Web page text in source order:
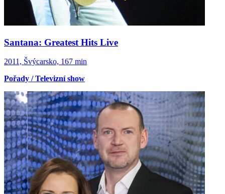
Santana: Greatest Hits Live
2011, Švýcarsko, 167 min
Pořady / Televizní show